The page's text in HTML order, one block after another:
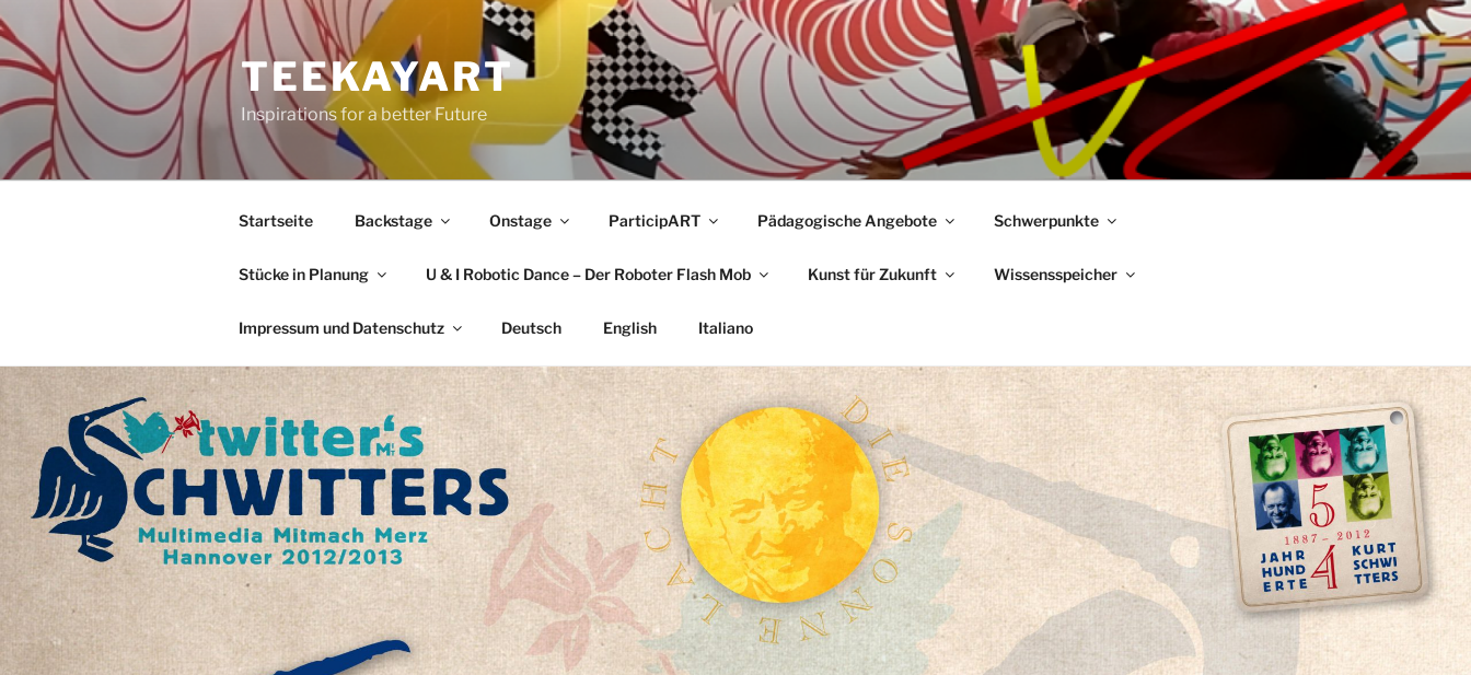
Zum
Inhalt
springen
TEEKAYART
Inspirations for a better Future
Startseite Backstage Onstage ParticipART Pädagogische Angebote Schwerpunkte
Stücke in Planung U & I Robotic Dance – Der Roboter Flash Mob Kunst für Zukunft Wissensspeicher
Impressum und Datenschutz Deutsch English Italiano